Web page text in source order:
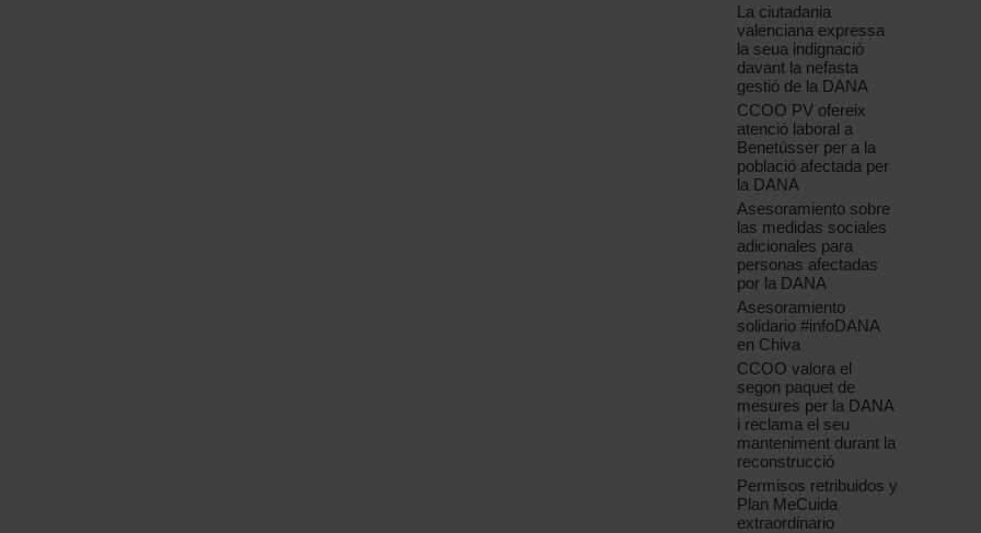
La ciutadania
valenciana expressa
la seua indignació
davant la nefasta
gestió de la DANA
CCOO PV ofereix
atenció laboral a
Benetússer per a la
població afectada per
la DANA
Asesoramiento sobre
las medidas sociales
adicionales para
personas afectadas
por la DANA
Asesoramiento
solidario #infoDANA
en Chiva
CCOO valora el
segon paquet de
mesures per la DANA
i reclama el seu
manteniment durant la
reconstrucció
Permisos retribuidos y
Plan MeCuida
extraordinario